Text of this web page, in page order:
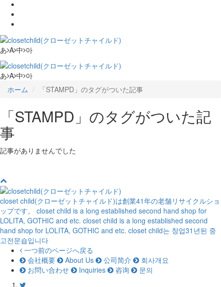
あ A 中 아
あ A 中 아
ホーム
「STAMPD」のタグがついた記事
「STAMPD」のタグがついた記
事
記事がありませんでした
closet child(クローゼットチャイルド)は創業41年の老舗リサイクルショ
ップです。
closet child is a long established second hand shop for
LOLITA, GOTHIC and etc. closet child is a long established second
hand shop for LOLITA, GOTHIC and etc. closet child는 창업31년된 중
고전문숍입니다
一つ前のページへ戻る
会社概要
About Us 公司简介
회사개요
お問い合わせ
Inquiries 咨询 문의